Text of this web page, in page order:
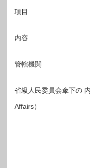
項目
内容
管轄機関
省級人民委員会傘下の
Affairs）